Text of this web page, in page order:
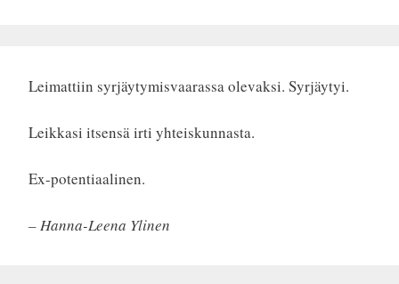
Leimattiin syrjäytymisvaarassa olevaksi. Syrjäytyi.
Leikkasi itsensä irti yhteiskunnasta.
Ex-potentiaalinen.
– Hanna-Leena Ylinen